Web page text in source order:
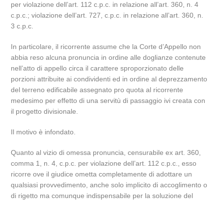
per violazione dell’art. 112 c.p.c. in relazione all’art. 360, n. 4
c.p.c.; violazione dell’art. 727, c.p.c. in relazione all’art. 360, n.
3 c.p.c.
In particolare, il ricorrente assume che la Corte d’Appello non
abbia reso alcuna pronuncia in ordine alle doglianze contenute
nell’atto di appello circa il carattere sproporzionato delle
porzioni attribuite ai condividenti ed in ordine al deprezzamento
del terreno edificabile assegnato pro quota al ricorrente
medesimo per effetto di una servitù di passaggio ivi creata con
il progetto divisionale.
Il motivo è infondato.
Quanto al vizio di omessa pronuncia, censurabile ex art. 360,
comma 1, n. 4, c.p.c. per violazione dell’art. 112 c.p.c., esso
ricorre ove il giudice ometta completamente di adottare un
qualsiasi provvedimento, anche solo implicito di accoglimento o
di rigetto ma comunque indispensabile per la soluzione del